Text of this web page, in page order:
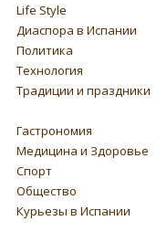
Life Style
Диаспора в Испании
Политика
Технология
Традиции и праздники
Гастрономия
Медицина и Здоровье
Спорт
Общество
Курьезы в Испании